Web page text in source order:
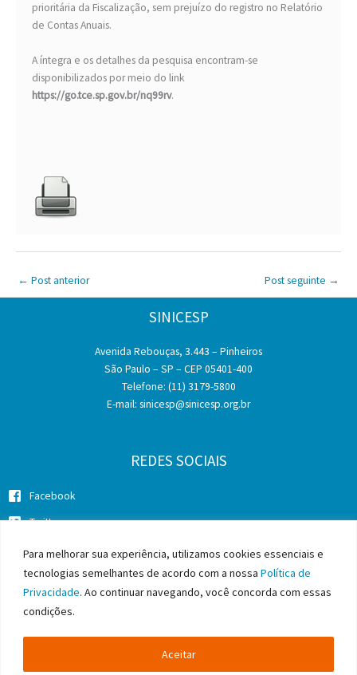
Para melhorar sua experiência, utilizamos cookies essenciais e
tecnologias semelhantes de acordo com a nossa Política de
Privacidade. Ao continuar navegando, você concorda com essas
condições.
Aceitar
prioritária da Fiscalização, sem prejuízo do registro no Relatório
de Contas Anuais.
A íntegra e os detalhes da pesquisa encontram-se
disponibilizados por meio do link
https://go.tce.sp.gov.br/nq99rv.
← Post anterior Post seguinte →
SINICESP
Avenida Rebouças, 3.443 – Pinheiros
São Paulo – SP – CEP 05401-400
Telefone: (11) 3179-5800
E-mail: sinicesp@sinicesp.org.br
REDES SOCIAIS
Facebook
Twitter
Instagram
Copyright © 2026 SINICESP - Sindicato da Indústria da Construção
Pesada do Estado de São Paulo